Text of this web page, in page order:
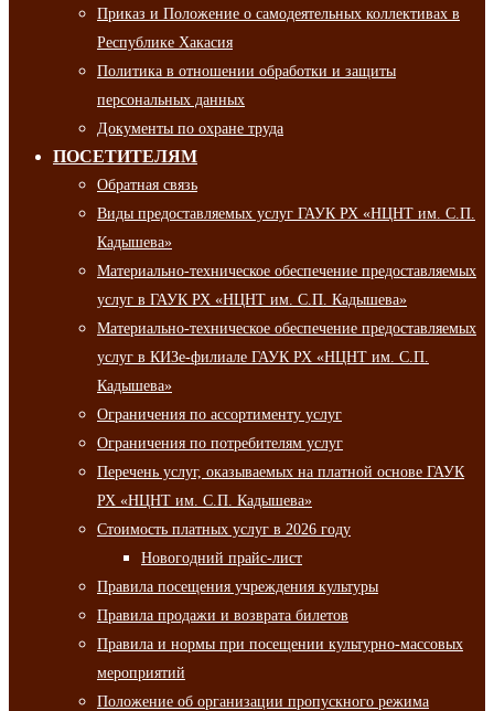
Приказ и Положение о самодеятельных коллективах в
Республике Хакасия
Политика в отношении обработки и защиты
персональных данных
Документы по охране труда
ПОСЕТИТЕЛЯМ
Обратная связь
Виды предоставляемых услуг ГАУК РХ «НЦНТ им. С.П.
Кадышева»
Материально-техническое обеспечение предоставляемых
услуг в ГАУК РХ «НЦНТ им. С.П. Кадышева»
Материально-техническое обеспечение предоставляемых
услуг в КИЗе-филиале ГАУК РХ «НЦНТ им. С.П.
Кадышева»
Ограничения по ассортименту услуг
Ограничения по потребителям услуг
Перечень услуг, оказываемых на платной основе ГАУК
РХ «НЦНТ им. С.П. Кадышева»
Стоимость платных услуг в 2026 году
Новогодний прайс-лист
Правила посещения учреждения культуры
Правила продажи и возврата билетов
Правила и нормы при посещении культурно-массовых
мероприятий
Положение об организации пропускного режима